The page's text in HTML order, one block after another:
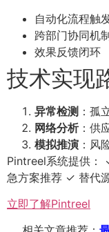
自动化流程触
跨部门协同机
效果反馈闭环
技术实现
异常检测 ：孤
网络分析：供
模拟推演 ：风
Pintreel系统提供
急方案推荐 ✓ 替代
立即了解Pintreel